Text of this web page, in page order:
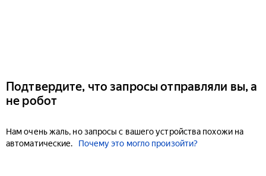
Подтвердите, что запросы отправляли вы, а
не робот
Нам очень жаль, но запросы с вашего устройства похожи на
автоматические.
Почему это могло произойти?